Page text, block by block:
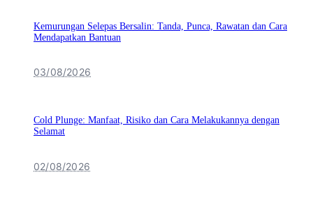
Kemurungan Selepas Bersalin: Tanda, Punca, Rawatan dan Cara
Mendapatkan Bantuan
03/08/2026
Cold Plunge: Manfaat, Risiko dan Cara Melakukannya dengan
Selamat
02/08/2026